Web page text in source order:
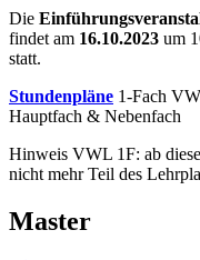
Die
findet am 16.10.2023 um
statt.
Stundenpläne 1-Fach
Hauptfach & Nebenfach
Hinweis VWL 1F: ab
nicht mehr Teil des
Master